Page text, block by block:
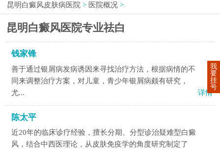
昆明白癜风皮肤病医院 > 医院概况 >
昆明白癜风医院专业祛白
钱家锋
善于通过银屑病发病诱因来寻找治疗方法，根据病情的不
同来调整治疗方案，对儿童，青少年银屑病颇有研究，
尤...
详情
陈太平
近20年的临床诊疗经验，擅长分期、分型诊治疑难型白癜
风，结合中西医理论，从皮肤免疫学的角度研究制定了
我
要
挂
号